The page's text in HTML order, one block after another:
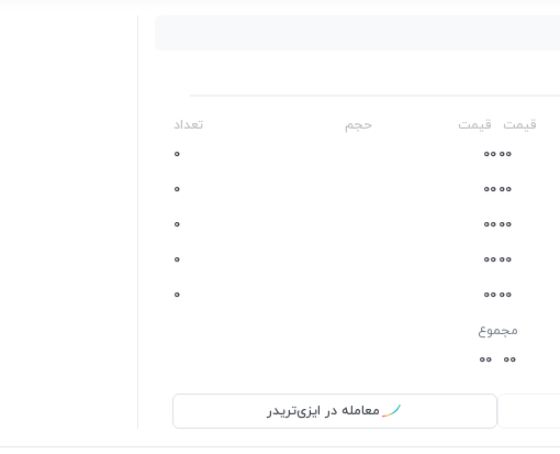
قیمت قیمت حجم
تعداد
0
0
0
0
0
0
0
0
0
0
0
0
0
0
0
0
0
0
0
0
0
0
0
0
0
مجموع
0
0
0
0
معامله در ایزی‌تریدر